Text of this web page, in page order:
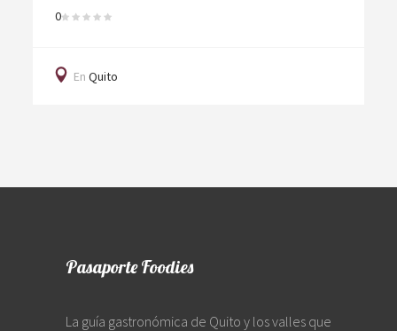
0
En Quito
Pasaporte Foodies
La guía gastronómica de Quito y los valles que